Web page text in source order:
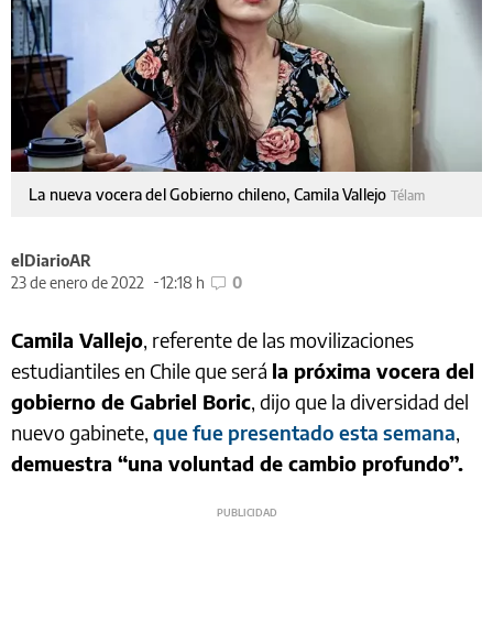
La nueva vocera del Gobierno chileno, Camila Vallejo Télam
elDiarioAR
23 de enero de 2022
12:18 h 0
Camila Vallejo, referente de las movilizaciones
estudiantiles en Chile que será la próxima vocera del
gobierno de Gabriel Boric, dijo que la diversidad del
nuevo gabinete, que fue presentado esta semana,
demuestra “una voluntad de cambio profundo”.